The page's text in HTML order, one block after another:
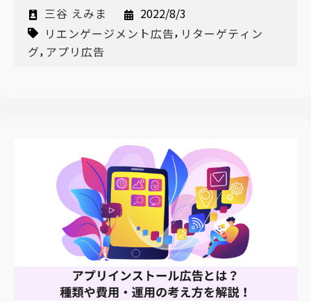
三谷 えみま
2022/8/3
リエンゲージメント広告, リターゲティン
グ, アプリ広告